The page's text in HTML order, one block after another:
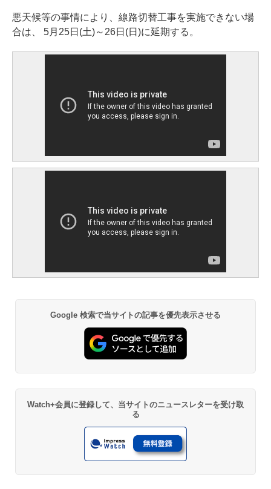
悪天候等の事情により、線路切替工事を実施できない場
合は、 5月25日(土)～26日(日)に延期する。
Google 検索で当サイトの記事を優先表示させる
Watch+会員に登録して、当サイトのニュースレターを受け取
る